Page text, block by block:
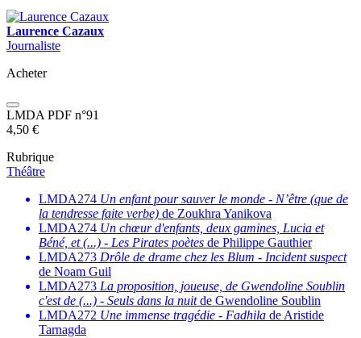
Laurence Cazaux
Journaliste
Acheter
LMDA PDF n°91
4,50 €
Rubrique
Théâtre
LMDA274 Un enfant pour sauver le monde - N’être (que de
la tendresse faite verbe) de Zoukhra Yanikova
LMDA274 Un chœur d'enfants, deux gamines, Lucia et
Béné, et (...) - Les Pirates poètes de Philippe Gauthier
LMDA273 Drôle de drame chez les Blum - Incident suspect
de Noam Guil
LMDA273 La proposition, joueuse, de Gwendoline Soublin
c'est de (...) - Seuls dans la nuitde Gwendoline Soublin
LMDA272 Une immense tragédie - Fadhila de Aristide
Tarnagda